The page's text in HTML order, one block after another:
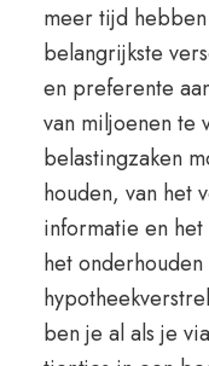
meer tijd
belangrijkste
en preferente
van miljoenen te
belastingzaken
houden, van het
informatie en
het
ben je al als je